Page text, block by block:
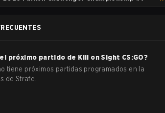
el próximo partido de Kill on Sight CS:GO?
tiene próximos partidas programados en la
de Strafe.